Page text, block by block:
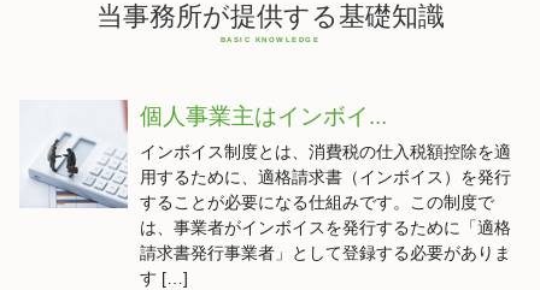
当事務所が提供する基礎知識
個人事業主はインボイ...
インボイス制度とは、消費税の仕入税額控除を適
用するために、適格請求書（インボイス）を発行
することが必要になる仕組みです。この制度で
は、事業者がインボイスを発行するために「適格
請求書発行事業者」として登録する必要がありま
す […]